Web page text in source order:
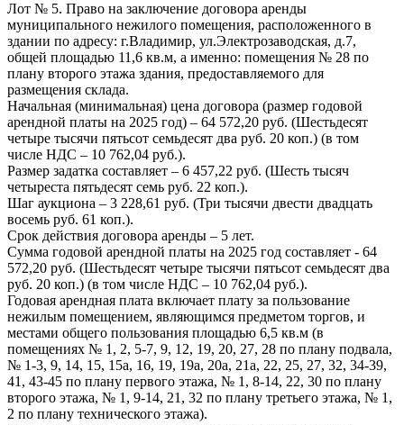
Лот № 5. Право на заключение договора аренды
муниципального нежилого помещения, расположенного в
здании по адресу: г.Владимир, ул.Электрозаводская, д.7,
общей площадью 11,6 кв.м, а именно: помещения № 28 по
плану второго этажа здания, предоставляемого для
размещения склада.
Начальная (минимальная) цена договора (размер годовой
арендной платы на 2025 год) – 64 572,20 руб. (Шестьдесят
четыре тысячи пятьсот семьдесят два руб. 20 коп.) (в том
числе НДС – 10 762,04 руб.).
Размер задатка составляет – 6 457,22 руб. (Шесть тысяч
четыреста пятьдесят семь руб. 22 коп.).
Шаг аукциона – 3 228,61 руб. (Три тысячи двести двадцать
восемь руб. 61 коп.).
Срок действия договора аренды – 5 лет.
Сумма годовой арендной платы на 2025 год составляет - 64
572,20 руб. (Шестьдесят четыре тысячи пятьсот семьдесят два
руб. 20 коп.) (в том числе НДС – 10 762,04 руб.).
Годовая арендная плата включает плату за пользование
нежилым помещением, являющимся предметом торгов, и
местами общего пользования площадью 6,5 кв.м (в
помещениях № 1, 2, 5-7, 9, 12, 19, 20, 27, 28 по плану подвала,
№ 1-3, 9, 14, 15, 15а, 16, 19, 19а, 20а, 21а, 22, 25, 27, 32, 34-39,
41, 43-45 по плану первого этажа, № 1, 8-14, 22, 30 по плану
второго этажа, № 1, 9-14, 21, 32 по плану третьего этажа, № 1,
2 по плану технического этажа).